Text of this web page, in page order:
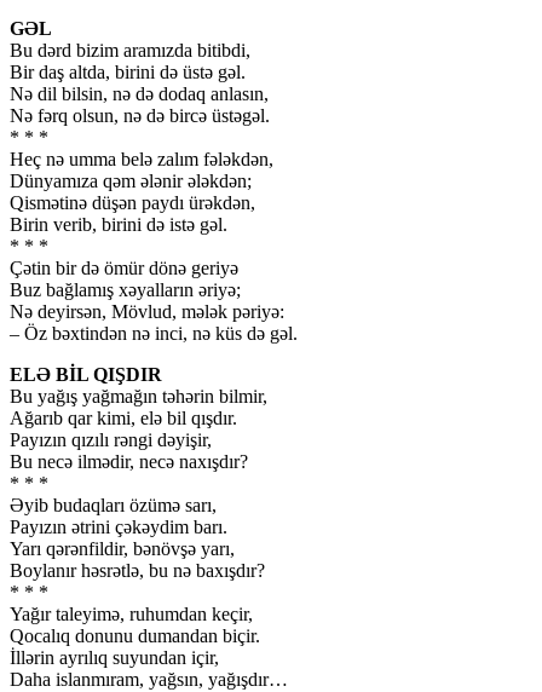
GƏL
Bu dərd bizim aramızda bitibdi,
Bir daş altda, birini də üstə gəl.
Nə dil bilsin, nə də dodaq anlasın,
Nə fərq olsun, nə də bircə üstəgəl.
* * *
Heç nə umma belə zalım fələkdən,
Dünyamıza qəm ələnir ələkdən;
Qismətinə düşən paydı ürəkdən,
Birin verib, birini də istə gəl.
* * *
Çətin bir də ömür dönə geriyə
Buz bağlamış xəyalların əriyə;
Nə deyirsən, Mövlud, mələk pəriyə:
– Öz bəxtindən nə inci, nə küs də gəl.
ELƏ BİL QIŞDIR
Bu yağış yağmağın təhərin bilmir,
Ağarıb qar kimi, elə bil qışdır.
Payızın qızılı rəngi dəyişir,
Bu necə ilmədir, necə naxışdır?
* * *
Əyib budaqları özümə sarı,
Payızın ətrini çəkəydim barı.
Yarı qərənfildir, bənövşə yarı,
Boylanır həsrətlə, bu nə baxışdır?
* * *
Yağır taleyimə, ruhumdan keçir,
Qocalıq donunu dumandan biçir.
İllərin ayrılıq suyundan içir,
Daha islanmıram, yağsın, yağışdır…